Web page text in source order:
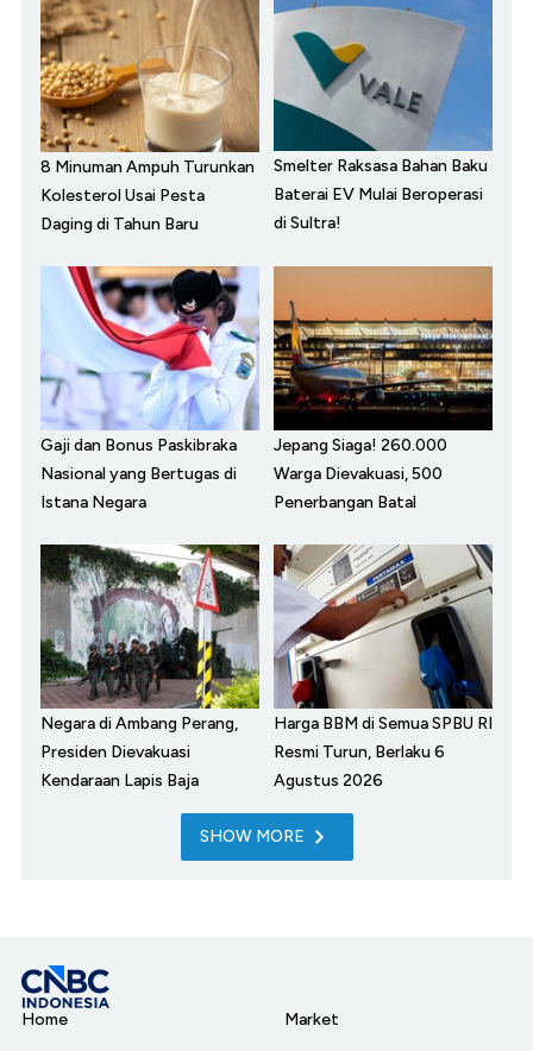
8 Minuman Ampuh Turunkan
Kolesterol Usai Pesta
Daging di Tahun Baru
Smelter Raksasa Bahan Baku
Baterai EV Mulai Beroperasi
di Sultra!
Gaji dan Bonus Paskibraka
Nasional yang Bertugas di
Istana Negara
Jepang Siaga! 260.000
Warga Dievakuasi, 500
Penerbangan Batal
Negara di Ambang Perang,
Presiden Dievakuasi
Kendaraan Lapis Baja
Harga BBM di Semua SPBU RI
Resmi Turun, Berlaku 6
Agustus 2026
SHOW MORE
Home
Market